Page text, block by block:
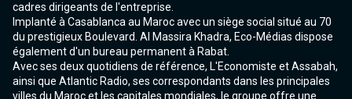
cadres dirigeants de l'entreprise.
Implanté à Casablanca au Maroc avec un siège social situé au 70
du prestigieux Boulevard. Al Massira Khadra, Eco-Médias dispose
également d'un bureau permanent à Rabat.
Avec ses deux quotidiens de référence, L'Economiste et Assabah,
ainsi que Atlantic Radio, ses correspondants dans les principales
villes du Maroc et les capitales mondiales, le groupe offre une